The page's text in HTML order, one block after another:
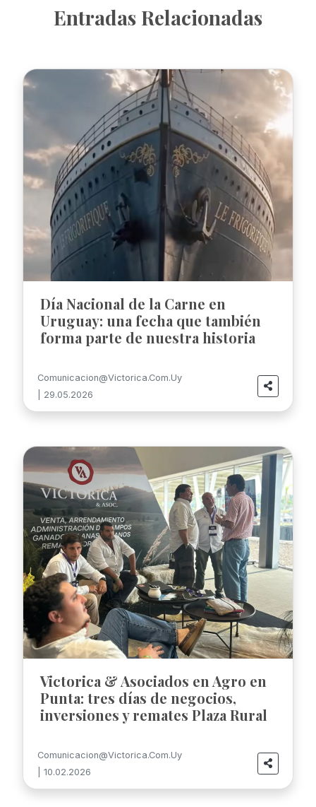
Entradas Relacionadas
Día Nacional de la Carne en
Uruguay: una fecha que también
forma parte de nuestra historia
Comunicacion@victorica.com.uy
| 29.05.2026
Victorica & Asociados en Agro en
Punta: tres días de negocios,
inversiones y remates Plaza Rural
Comunicacion@victorica.com.uy
| 10.02.2026